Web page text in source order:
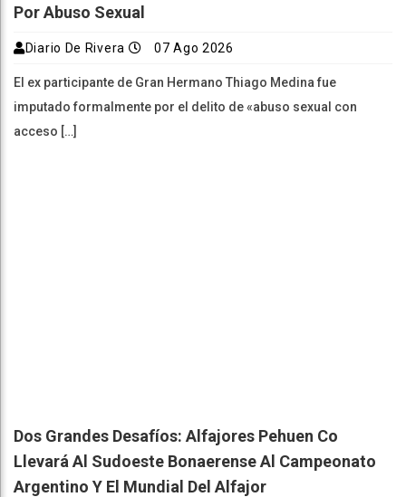
Por Abuso Sexual
Diario De Rivera 07 Ago 2026
El ex participante de Gran Hermano Thiago Medina fue
imputado formalmente por el delito de «abuso sexual con
acceso […]
Dos Grandes Desafíos: Alfajores Pehuen Co
Llevará Al Sudoeste Bonaerense Al Campeonato
Argentino Y El Mundial Del Alfajor